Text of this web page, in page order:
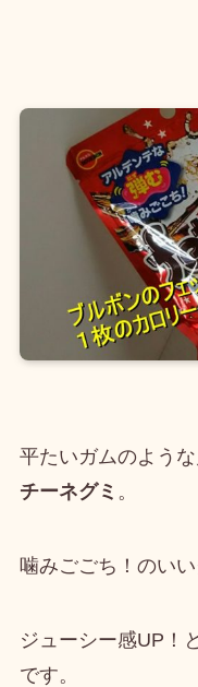
平たいガムのよう
チーネグミ 。
噛みごごち！のい
ジューシー感UP！
です。